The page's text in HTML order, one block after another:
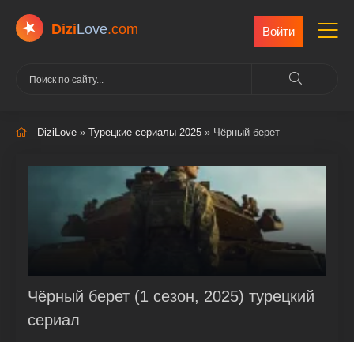
DiziLove.com Войти
DiziLove » Турецкие сериалы 2025 » Чёрный берет
Чёрный берет (1 сезон, 2025) турецкий
сериал